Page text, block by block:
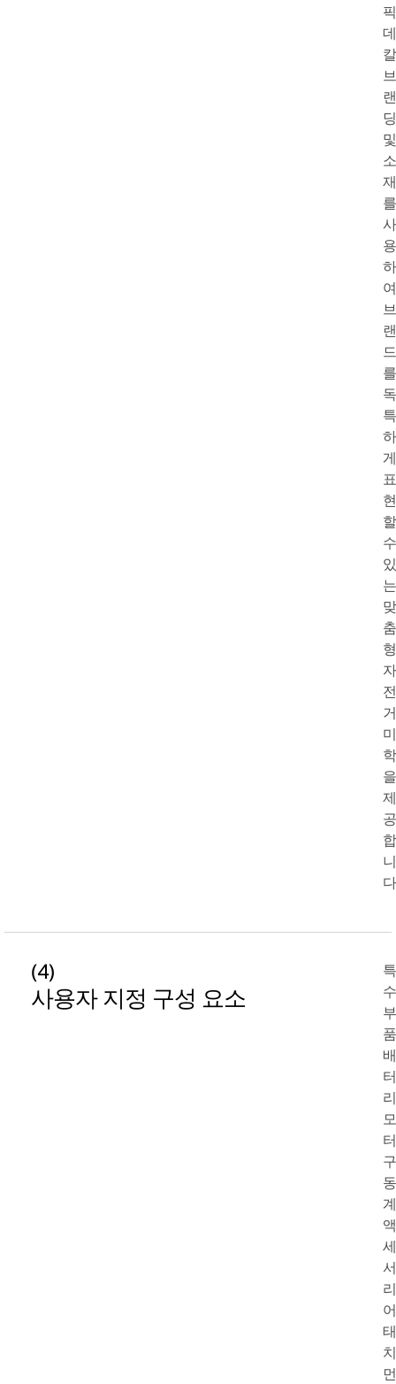
데
브
랜
딩
및
소
재
를
사
용
하
여
브
랜
드
를
독
특
하
게
표
현
할
수
있
는
맞
춤
형
자
전
거
미
학
을
제
공
합
니
(4)
사용자 지정 구성 요소
특
수
부
배
터
모
구
동
액
세
서
어
태
치
먼